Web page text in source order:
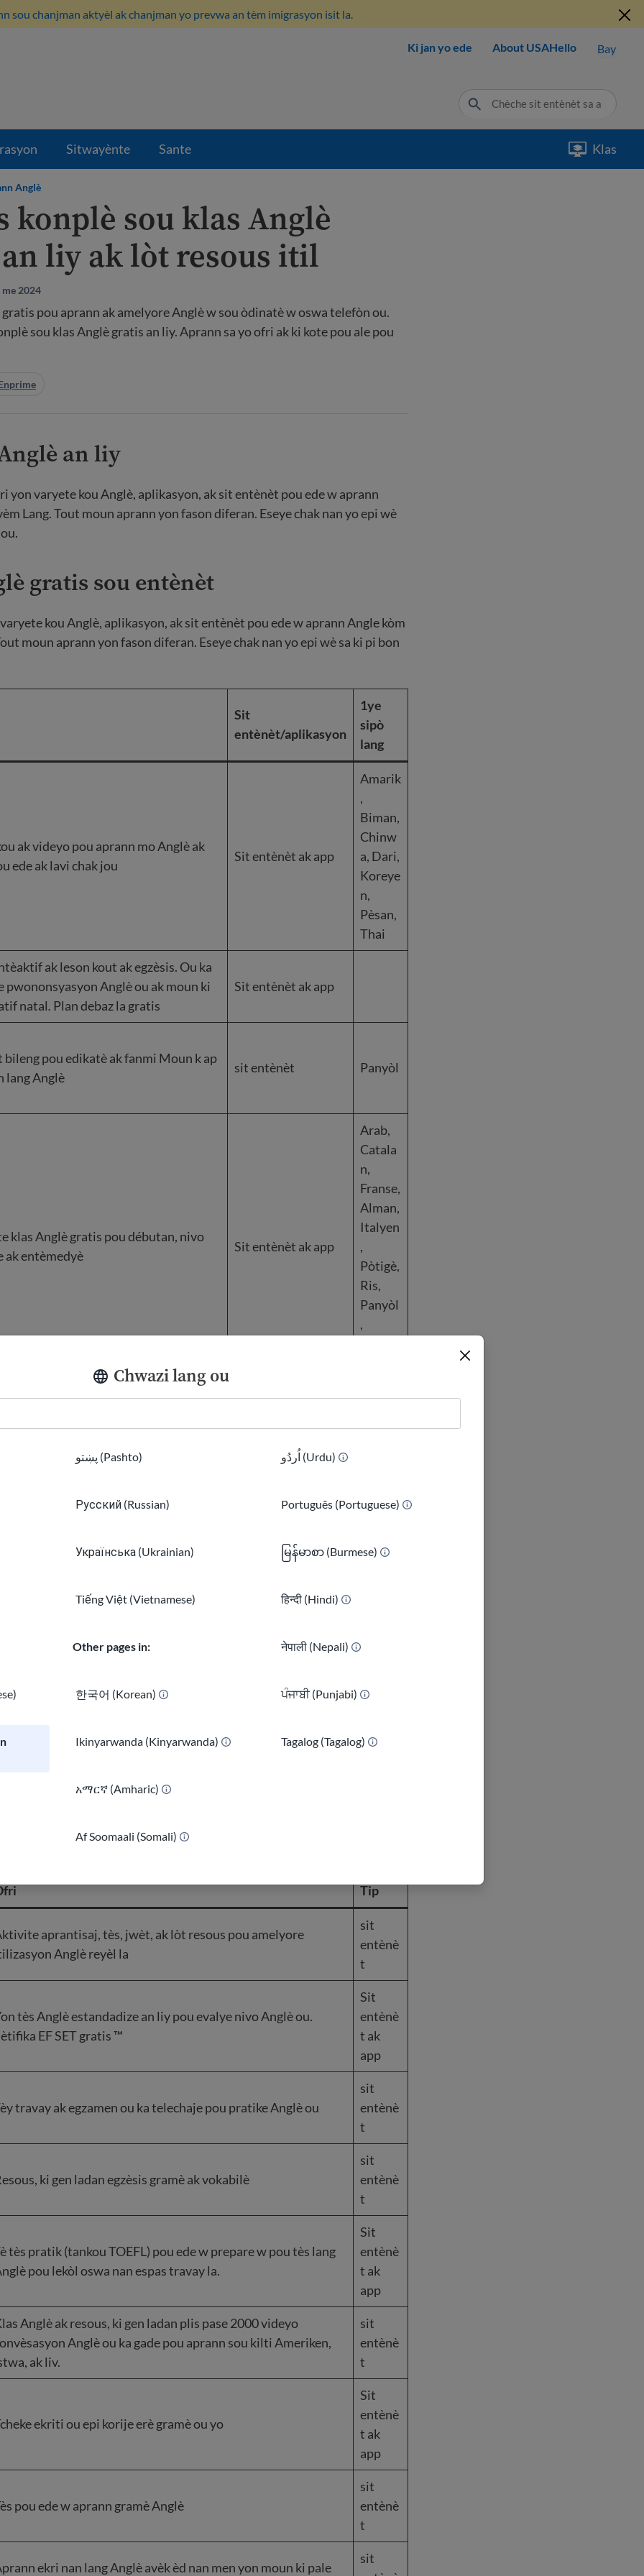
sou chanjman aktyèl ak chanjman yo prevwa an tèm imigrasyon isit la.
Ki jan yo ede About USAHello Bay
Sitwayènte Sante Klas
Chwazi lang ou
پښتو (Pashto)
Русский (Russian)
Українська (Ukrainian)
Tiếng Việt (Vietnamese)
Other pages in:
한국어 (Korean)
Ikinyarwanda (Kinyarwanda)
አማርኛ (Amharic)
Af Soomaali (Somali)
اُردُو (Urdu)
Português (Portuguese)
မြန်မာစာ (Burmese)
हिन्दी (Hindi)
नेपाली (Nepali)
ਪੰਜਾਬੀ (Punjabi)
Tagalog (Tagalog)
Anglè
konplè sou klas Anglè
liy ak lòt resous itil
2024
pou aprann ak amelyore Anglè w sou òdinatè w oswa telefòn ou.
sou klas Anglè gratis an liy. Aprann sa yo ofri ak ki kote pou ale pou
an liy
yon varyete kou Anglè, aplikasyon, ak sit entènèt pou ede w aprann
Lang. Tout moun aprann yon fason diferan. Eseye chak nan yo epi wè
gratis sou entènèt
kou Anglè, aplikasyon, ak sit entènèt pou ede w aprann Angle kòm
moun aprann yon fason diferan. Eseye chak nan yo epi wè sa ki pi bon
Sit
entènèt/aplikasyon
1ye
sipò
lang
ak videyo pou aprann mo Anglè ak
ede ak lavi chak jou
Sit entènèt ak app
Amarik
,
Biman,
Chinw
a, Dari,
Koreye
n,
Pèsan,
Thai
ak leson kout ak egzèsis. Ou ka
pwononsyasyon Anglè ou ak moun ki
natal. Plan debaz la gratis
Sit entènèt ak app
bileng pou edikatè ak fanmi Moun k ap
lang Anglè
sit entènèt Panyòl
klas Anglè gratis pou débutan, nivo
ak entèmedyè
Sit entènèt ak app
Arab,
Catala
n,
Franse,
Alman,
Italyen
,
Pòtigè,
Ris,
Panyòl
,
tès pratik, ak repetisyon pou ede
ladrès koute. Chwazi sijè ki baze sou
pèsonèl ou tankou espò, istwa, oswa
sit entènèt
ak ladrès lavi. Ede w pratike Anglè
Sit entènèt ak app Panyòl
Anglè. Paj nouvèl ak yon lis nouvo
sit entènèt
Fransè,
,
ak
pou aprann Anglè
Tip
aprantisaj, tès, jwèt, ak lòt resous pou amelyore
Anglè reyèl la
sit
entènè
t
tès Anglè estandadize an liy pou evalye nivo Anglè ou.
EF SET gratis ™
Sit
entènè
t ak
app
travay ak egzamen ou ka telechaje pou pratike Anglè ou
sit
entènè
t
ki gen ladan egzèsis gramè ak vokabilè
sit
entènè
t
tès pratik (tankou TOEFL) pou ede w prepare w pou tès lang
pou lekòl oswa nan espas travay la.
Sit
entènè
t ak
app
Anglè ak resous, ki gen ladan plis pase 2000 videyo
Anglè ou ka gade pou aprann sou kilti Ameriken,
ak liv.
sit
entènè
t
ekriti ou epi korije erè gramè ou yo
Sit
entènè
t ak
app
pou ede w aprann gramè Anglè
sit
entènè
t
ekri nan lang Anglè avèk èd nan men yon moun ki pale
sit